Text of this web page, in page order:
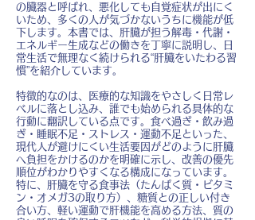
の臓器と呼ばれ、悪化しても自覚症状が出にく
いため、多くの人が気づかないうちに機能が低
下します。本書では、肝臓が担う解毒・代謝・
エネルギー生成などの働きを丁寧に説明し、日
常生活で無理なく続けられる“肝臓をいたわる習
慣”を紹介しています。
特徴的なのは、医療的な知識をやさしく日常レ
ベルに落とし込み、誰でも始められる具体的な
行動に翻訳している点です。食べ過ぎ・飲み過
ぎ・睡眠不足・ストレス・運動不足といった、
現代人が避けにくい生活要因がどのように肝臓
へ負担をかけるのかを明確に示し、改善の優先
順位がわかりやすくなる構成になっています。
特に、肝臓を守る食事法（たんぱく質・ビタミ
ン・オメガ3の取り方）、糖質との正しい付き
合い方、軽い運動で肝機能を高める方法、質の